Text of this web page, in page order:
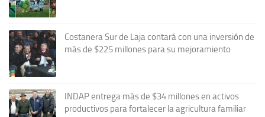
Costanera Sur de Laja contará con una inversión de
más de $225 millones para su mejoramiento
INDAP entrega más de $34 millones en activos
productivos para fortalecer la agricultura familiar